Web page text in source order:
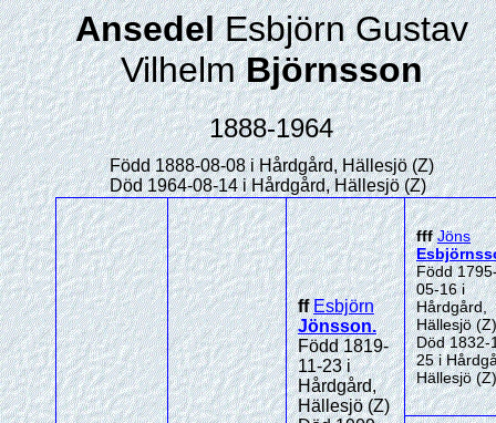
AnsedelEsbjörn Gustav
Vilhelm Björnsson
1888-1964
Född 1888-08-08 i Hårdgård, Hällesjö (Z)
Död 1964-08-14 i Hårdgård, Hällesjö (Z)
ffEsbjörn
Jönsson.
Född 1819-
11-23 i
Hårdgård,
Hällesjö (Z)
fffJöns
Född
05-16 i
Hårdgård,
Hällesjö (Z)
Död 1832-
25 i
Hällesjö (Z)